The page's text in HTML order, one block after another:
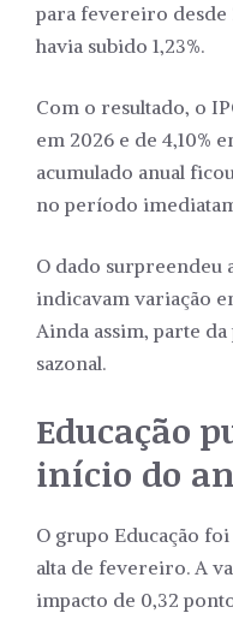
para fevereiro desde
havia subido 1,23%.
Com o resultado, o
em 2026 e de 4,10%
acumulado anual
no período
O dado surpreendeu
indicavam variação
Ainda assim, parte
sazonal.
Educação
início do
O grupo Educação
alta de fevereiro. A
impacto de 0,32